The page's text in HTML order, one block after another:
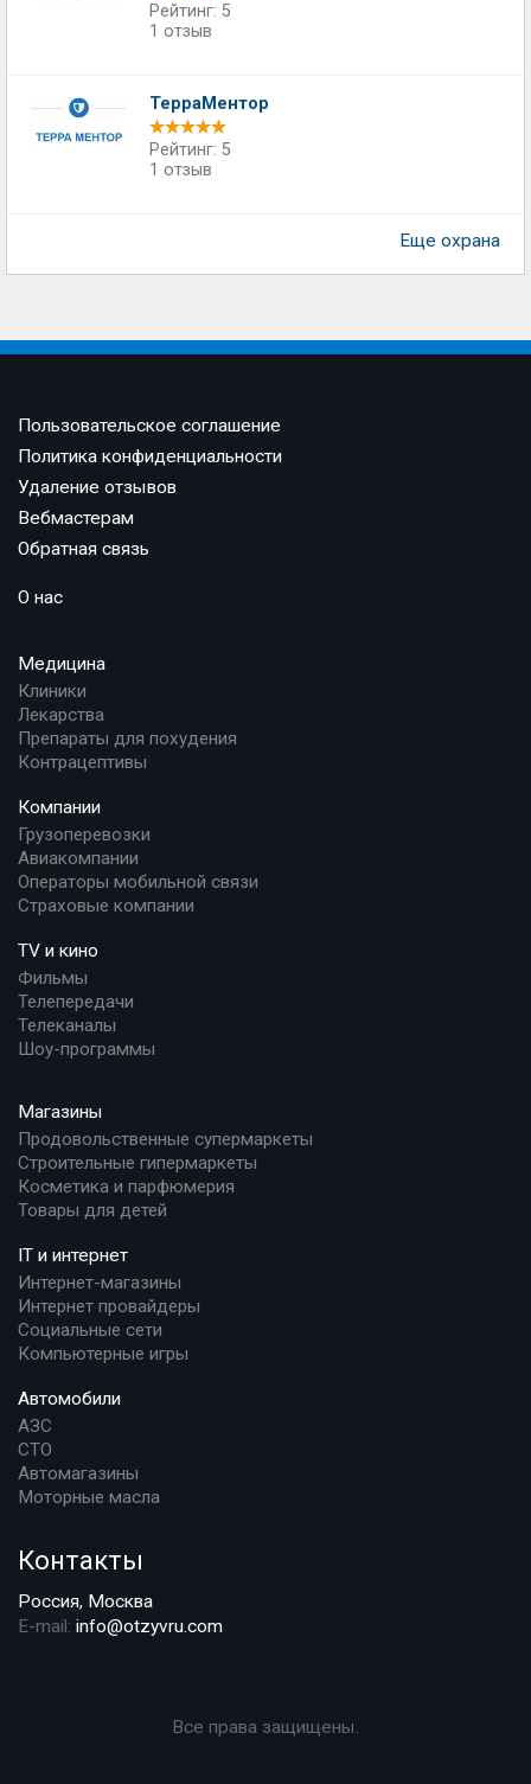
Рейтинг: 5
1 отзыв
ТерраМентор
Рейтинг: 5
1 отзыв
Еще охрана
Пользовательское соглашение
Политика конфиденциальности
Удаление отзывов
Вебмастерам
Обратная связь
О нас
Медицина
Клиники
Лекарства
Препараты для похудения
Контрацептивы
Компании
Грузоперевозки
Авиакомпании
Операторы мобильной связи
Страховые компании
TV и кино
Фильмы
Телепередачи
Телеканалы
Шоу-программы
Магазины
Продовольственные супермаркеты
Строительные гипермаркеты
Косметика и парфюмерия
Товары для детей
IT и интернет
Интернет-магазины
Интернет провайдеры
Социальные сети
Компьютерные игры
Автомобили
АЗС
СТО
Автомагазины
Моторные масла
Контакты
Россия, Москва
E-mail: info@otzyvru.com
Все права защищены.